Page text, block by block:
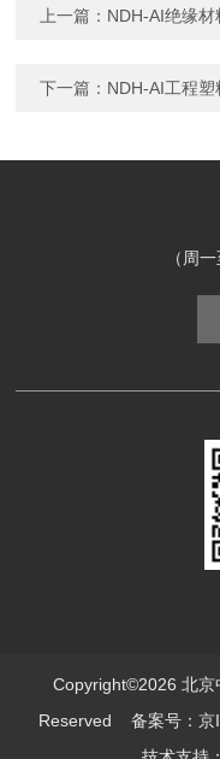
上一篇： NDH-AI绝缘
下一篇： NDH-AI工程
（周
Copyright©2026 北京
Reserved备案号：